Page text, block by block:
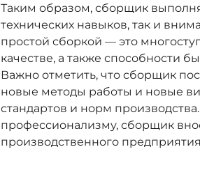
Таким образом, сборщик
технических навыков, так и
простой сборкой — это
качестве, а также способности
Важно отметить, что сборщик
новые методы работы и новые
стандартов и норм
профессионализму, сборщик
производственного